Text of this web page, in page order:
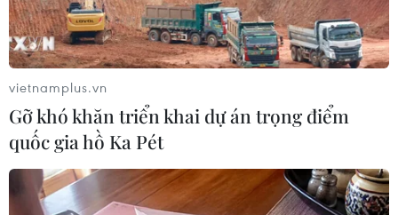
Nhận định Singapore vs
Indonesia (20h ngày 7/8): Cuộc quyết
đấu giành tấm vé bán kết duy nhất
07/08/2026 08:41
Cục diện ASEAN Cup: Việt Nam
quyết giành ngôi đầu, Thái Lan vẫn
có thể bị loại
vietnamplus.vn
Gỡ khó khăn triển khai dự án trọng điểm
quốc gia hồ Ka Pét